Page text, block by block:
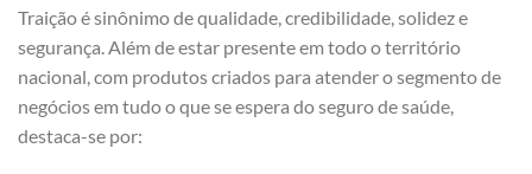
Traição é sinônimo de qualidade, credibilidade, solidez e
segurança. Além de estar presente em todo o território
nacional, com produtos criados para atender o segmento de
negócios em tudo o que se espera do seguro de saúde,
destaca-se por: